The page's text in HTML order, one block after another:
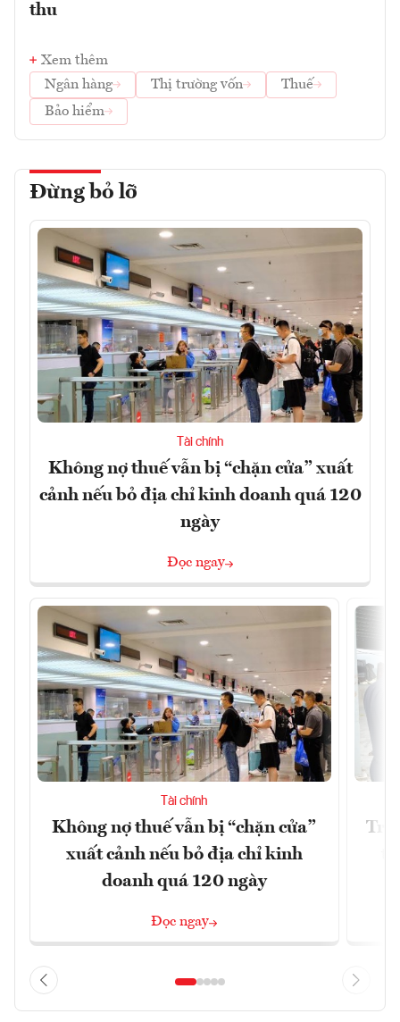
thu
Xem thêm
Ngân hàng
Thị trường vốn
Thuế
Bảo hiểm
Đừng bỏ lỡ
Tài chính
Không nợ thuế vẫn bị “chặn cửa” xuất
cảnh nếu bỏ địa chỉ kinh doanh quá 120
ngày
Đọc ngay
Tài chính
Không nợ thuế vẫn bị “chặn cửa”
xuất cảnh nếu bỏ địa chỉ kinh
doanh quá 120 ngày
Đọc ngay